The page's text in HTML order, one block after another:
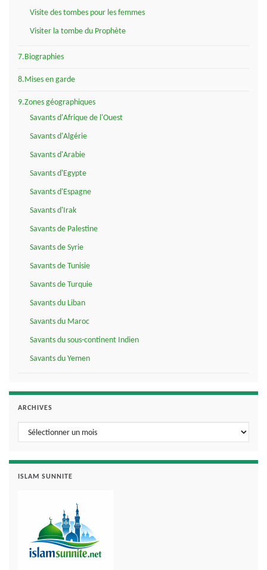
Visite des tombes pour les femmes
Visiter la tombe du Prophète
7.Biographies
8.Mises en garde
9.Zones géographiques
Savants d'Afrique de l'Ouest
Savants d'Algérie
Savants d'Arabie
Savants d'Egypte
Savants d'Espagne
Savants d'Irak
Savants de Palestine
Savants de Syrie
Savants de Tunisie
Savants de Turquie
Savants du Liban
Savants du Maroc
Savants du sous-continent Indien
Savants du Yemen
ARCHIVES
Archives
ISLAM SUNNITE